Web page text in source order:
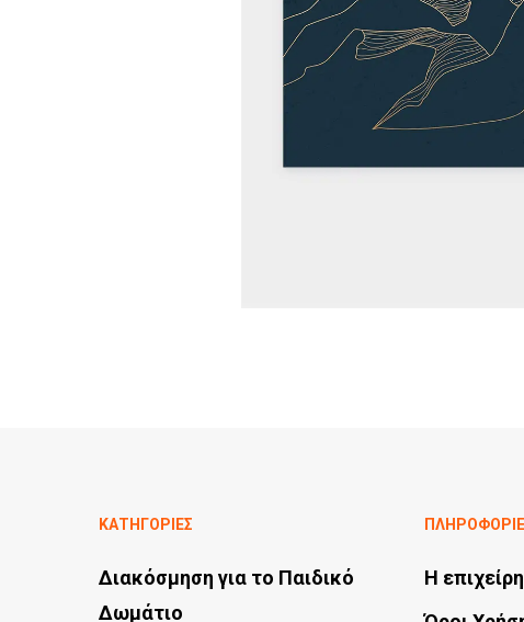
ΚΑΤΗΓΟΡΙΕΣ
Διακόσμηση για το Παιδικό
Δωμάτιο
Η